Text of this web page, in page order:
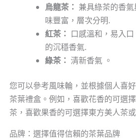
烏龍茶： 兼具綠茶的香
味豐富，層次分明.
紅茶： 口感溫和，易入
的沉穩香氣.
綠茶： 清新香氣 。
您可以參考風味輪，並根據個人喜
茶葉禮盒。例如，喜歡花香的可選
茶，喜歡果香的可選擇東方美人茶
品牌：選擇值得信賴的茶葉品牌